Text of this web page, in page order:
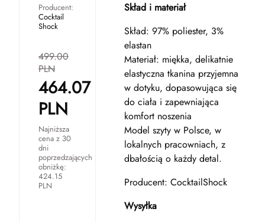
Producent:
Cocktail
Shock
499.00
PLN
464.07
PLN
Najniższa
cena z 30
dni
poprzedzających
obniżkę:
424.15
PLN
Skład i materiał
Skład: 97% poliester, 3%
elastan
Materiał: miękka, delikatnie
elastyczna tkanina przyjemna
w dotyku, dopasowująca się
do ciała i zapewniająca
komfort noszenia
Model szyty w Polsce, w
lokalnych pracowniach, z
dbałością o każdy detal.
Producent: CocktailShock
Wysyłka